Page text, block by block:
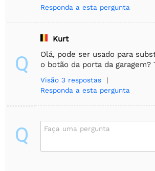
Responda a esta pergunta
Q
Kurt
Olá, pode ser usado para
o botão da porta da garagem?
Visão 3 respostas |
Responda a esta pergunta
Q Faça uma pergunta